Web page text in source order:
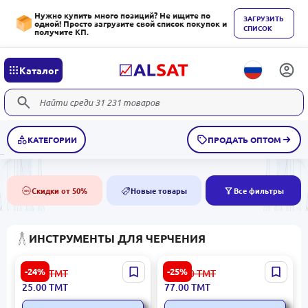
Нужно купить много позиций? Не ищите по
одной! Просто загрузите свой список покупок и
получите КП.
ЗАГРУЗИТЬ
СПИСОК
Каталог
КАТЕГОРИИ ПРОДАТЬ ОПТОМ
50% Скидки от 50% NEW Новые товары Все фильтры
ИНСТРУМЕНТЫ ДЛЯ ЧЕРЧЕНИЯ
-24%
Deli No.G20502 | Циркуль
Для Точных Чертежей
Металлический Корпус
33.00 ТМТ
25.00ТМТ
-25%
Deli G30994 | Циркуль
для технического
черчения с высокой
точностью
103.00ТМТ
77.00ТМТ